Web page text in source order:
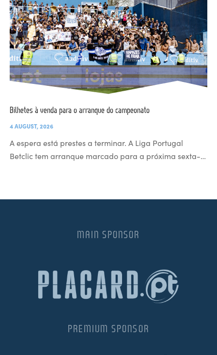
Bilhetes à venda para o arranque do campeonato
4 AUGUST, 2026
A espera está prestes a terminar. A Liga Portugal
Betclic tem arranque marcado para a próxima sexta-…
MAIN SPONSOR
PREMIUM SPONSOR